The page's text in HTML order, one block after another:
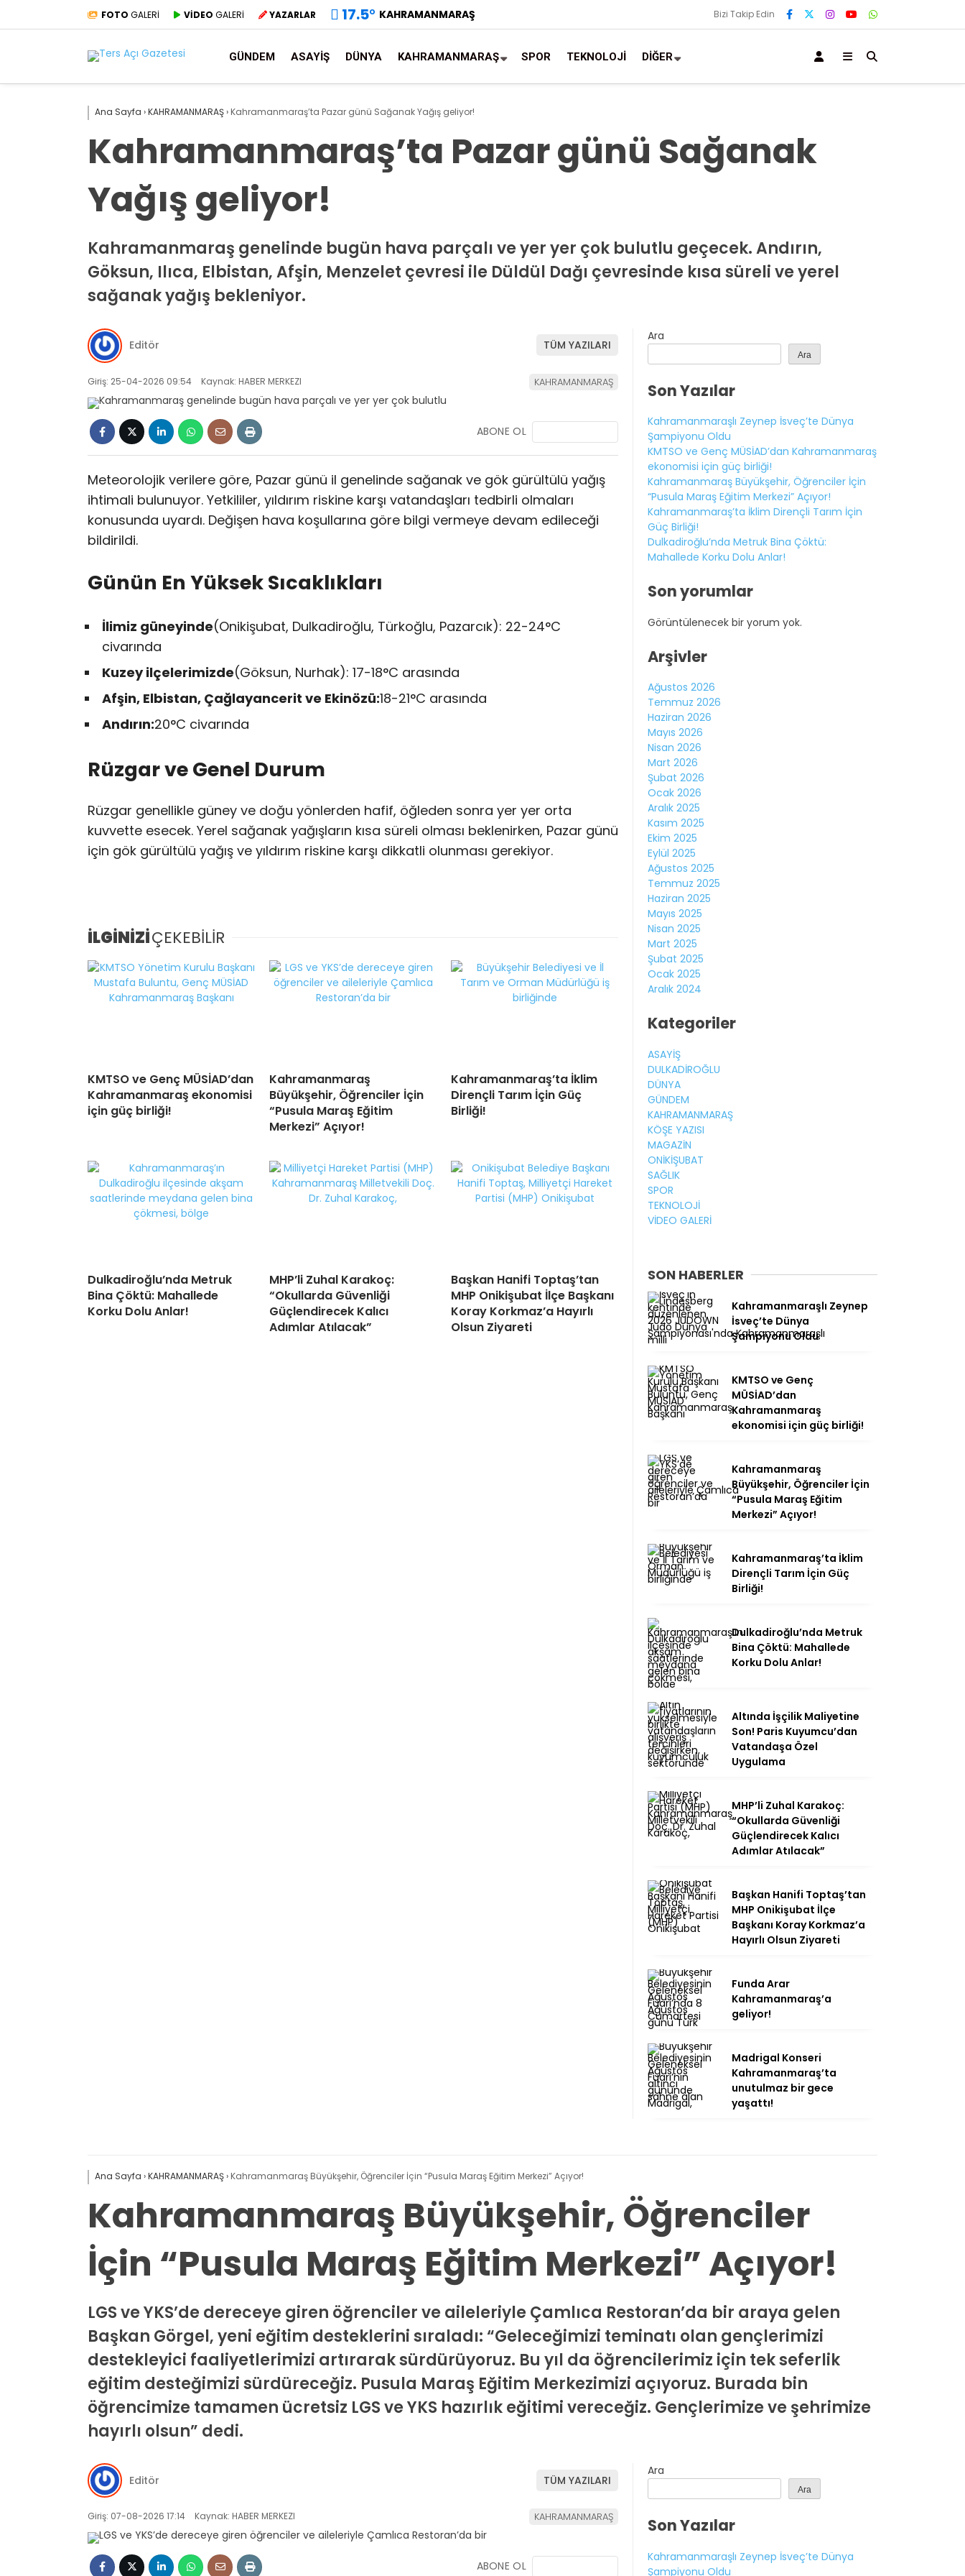
FOTO GALERİ VİDEO GALERİ YAZARLAR 17.5° KAHRAMANMARAŞ Bizi Takip Edin
GÜNDEM ASAYİŞ DÜNYA KAHRAMANMARAŞ SPOR TEKNOLOJİ DİĞER
Ana Sayfa ›KAHRAMANMARAŞ› Kahramanmaraş’ta Pazar günü Sağanak Yağış geliyor!
Kahramanmaraş’ta Pazar günü Sağanak
Yağış geliyor!
Kahramanmaraş genelinde bugün hava parçalı ve yer yer çok bulutlu geçecek. Andırın,
Göksun, Ilıca, Elbistan, Afşin, Menzelet çevresi ile Düldül Dağı çevresinde kısa süreli ve yerel
sağanak yağış bekleniyor.
Editör TÜM YAZILARI
Giriş: 25-04-2026 09:54 Kaynak: HABER MERKEZI KAHRAMANMARAŞ
ABONE OL
Meteorolojik verilere göre, Pazar günü il genelinde sağanak ve gök gürültülü yağış
ihtimali bulunuyor. Yetkililer, yıldırım riskine karşı vatandaşları tedbirli olmaları
konusunda uyardı. Değişen hava koşullarına göre bilgi vermeye devam edileceği
bildirildi.
Günün En Yüksek Sıcaklıkları
İlimiz güneyinde(Onikişubat, Dulkadiroğlu, Türkoğlu, Pazarcık): 22-24°C
civarında
Kuzey ilçelerimizde(Göksun, Nurhak): 17-18°C arasında
Afşin, Elbistan, Çağlayancerit ve Ekinözü:18-21°C arasında
Andırın:20°C civarında
Rüzgar ve Genel Durum
Rüzgar genellikle güney ve doğu yönlerden hafif, öğleden sonra yer yer orta
kuvvette esecek. Yerel sağanak yağışların kısa süreli olması beklenirken, Pazar günü
için gök gürültülü yağış ve yıldırım riskine karşı dikkatli olunması gerekiyor.
İLGİNİZİÇEKEBİLİR
KMTSO ve Genç MÜSİAD’dan
Kahramanmaraş ekonomisi
için güç birliği!
Kahramanmaraş
Büyükşehir, Öğrenciler İçin
“Pusula Maraş Eğitim
Merkezi” Açıyor!
Kahramanmaraş’ta İklim
Dirençli Tarım İçin Güç
Birliği!
Dulkadiroğlu’nda Metruk
Bina Çöktü: Mahallede
Korku Dolu Anlar!
MHP’li Zuhal Karakoç:
“Okullarda Güvenliği
Güçlendirecek Kalıcı
Adımlar Atılacak”
Başkan Hanifi Toptaş’tan
MHP Onikişubat İlçe Başkanı
Koray Korkmaz’a Hayırlı
Olsun Ziyareti
Ara
Ara
Son Yazılar
Kahramanmaraşlı Zeynep İsveç’te Dünya
Şampiyonu Oldu
KMTSO ve Genç MÜSİAD’dan Kahramanmaraş
ekonomisi için güç birliği!
Kahramanmaraş Büyükşehir, Öğrenciler İçin
“Pusula Maraş Eğitim Merkezi” Açıyor!
Kahramanmaraş’ta İklim Dirençli Tarım İçin
Güç Birliği!
Dulkadiroğlu’nda Metruk Bina Çöktü:
Mahallede Korku Dolu Anlar!
Son yorumlar
Görüntülenecek bir yorum yok.
Arşivler
Ağustos 2026
Temmuz 2026
Haziran 2026
Mayıs 2026
Nisan 2026
Mart 2026
Şubat 2026
Ocak 2026
Aralık 2025
Kasım 2025
Ekim 2025
Eylül 2025
Ağustos 2025
Temmuz 2025
Haziran 2025
Mayıs 2025
Nisan 2025
Mart 2025
Şubat 2025
Ocak 2025
Aralık 2024
Kategoriler
ASAYİŞ
DULKADİROĞLU
DÜNYA
GÜNDEM
KAHRAMANMARAŞ
KÖŞE YAZISI
MAGAZİN
ONİKİŞUBAT
SAĞLIK
SPOR
TEKNOLOJİ
VİDEO GALERİ
SON HABERLER
Kahramanmaraşlı Zeynep
İsveç’te Dünya
Şampiyonu Oldu
KMTSO ve Genç
MÜSİAD’dan
Kahramanmaraş
ekonomisi için güç birliği!
Kahramanmaraş
Büyükşehir, Öğrenciler İçin
“Pusula Maraş Eğitim
Merkezi” Açıyor!
Kahramanmaraş’ta İklim
Dirençli Tarım İçin Güç
Birliği!
Dulkadiroğlu’nda Metruk
Bina Çöktü: Mahallede
Korku Dolu Anlar!
Altında İşçilik Maliyetine
Son! Paris Kuyumcu’dan
Vatandaşa Özel
Uygulama
MHP’li Zuhal Karakoç:
“Okullarda Güvenliği
Güçlendirecek Kalıcı
Adımlar Atılacak”
Başkan Hanifi Toptaş’tan
MHP Onikişubat İlçe
Başkanı Koray Korkmaz’a
Hayırlı Olsun Ziyareti
Funda Arar
Kahramanmaraş’a
geliyor!
Madrigal Konseri
Kahramanmaraş’ta
unutulmaz bir gece
yaşattı!
Ana Sayfa ›KAHRAMANMARAŞ› Kahramanmaraş Büyükşehir, Öğrenciler İçin “Pusula Maraş Eğitim Merkezi” Açıyor!
Kahramanmaraş Büyükşehir, Öğrenciler
İçin “Pusula Maraş Eğitim Merkezi” Açıyor!
LGS ve YKS’de dereceye giren öğrenciler ve aileleriyle Çamlıca Restoran’da bir araya gelen
Başkan Görgel, yeni eğitim desteklerini sıraladı: “Geleceğimizi teminatı olan gençlerimizi
destekleyici faaliyetlerimizi artırarak sürdürüyoruz. Bu yıl da öğrencilerimiz için tek seferlik
eğitim desteğimizi sürdüreceğiz. Pusula Maraş Eğitim Merkezimizi açıyoruz. Burada bin
öğrencimize tamamen ücretsiz LGS ve YKS hazırlık eğitimi vereceğiz. Gençlerimize ve şehrimize
hayırlı olsun” dedi.
Editör TÜM YAZILARI
Giriş: 07-08-2026 17:14 Kaynak: HABER MERKEZI KAHRAMANMARAŞ
ABONE OL
Ara
Ara
Son Yazılar
Kahramanmaraşlı Zeynep İsveç’te Dünya
Şampiyonu Oldu